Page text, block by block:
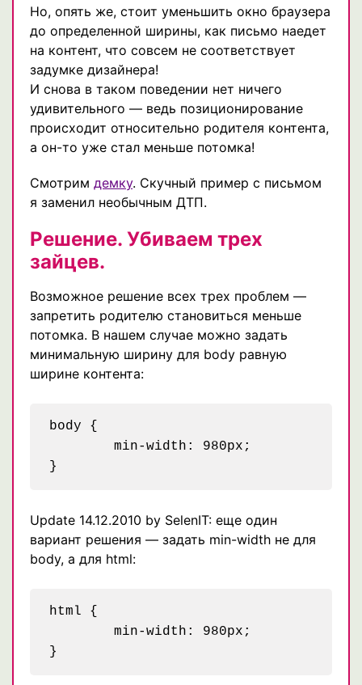
Но, опять же, стоит уменьшить окно браузера
до определенной ширины, как письмо наедет
на контент, что совсем не соответствует
задумке дизайнера!
И снова в таком поведении нет ничего
удивительного — ведь позиционирование
происходит относительно родителя контента,
а он-то уже стал меньше потомка!
Cмотрим демку. Скучный пример с письмом
я заменил необычным ДТП.
Решение. Убиваем трех
зайцев.
Возможное решение всех трех проблем —
запретить родителю становиться меньше
потомка. В нашем случае можно задать
минимальную ширину для body равную
ширине контента:
body {
Update 14.12.2010 by SelenIT: еще один
вариант решения — задать min-width не для
body, а для html:
html {